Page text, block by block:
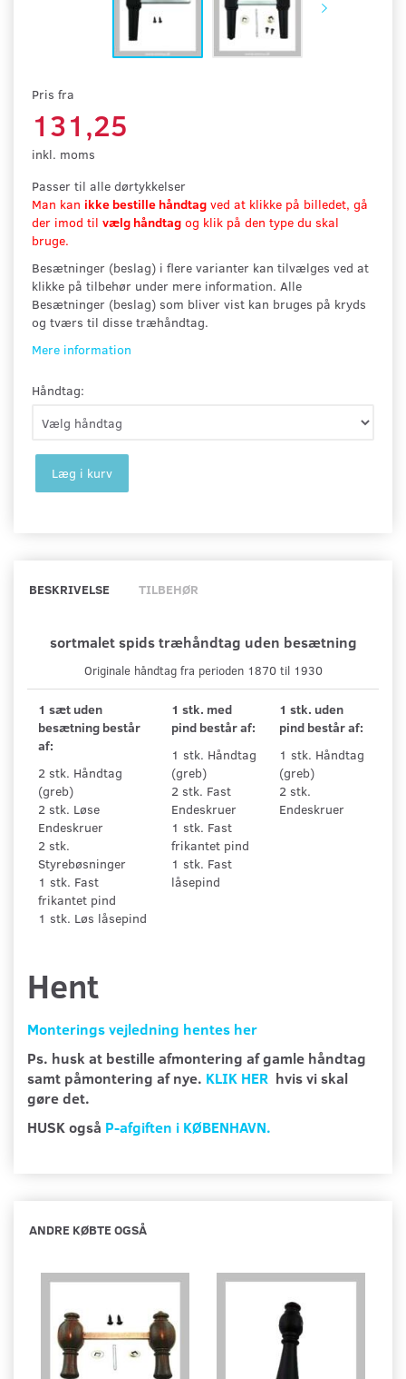
Pris fra
131,25
inkl. moms
Passer til alle dørtykkelser
Man kan ikke bestille håndtag ved at klikke på billedet, gå
der imod til vælg håndtag og klik på den type du skal
bruge.
Besætninger (beslag) i flere varianter kan tilvælges ved at
klikke på tilbehør under mere information. Alle
Besætninger (beslag) som bliver vist kan bruges på kryds
og tværs til disse træhåndtag.
Mere information
Håndtag:
Læg i kurv
BESKRIVELSE TILBEHØR
sortmalet spids træhåndtag uden besætning
Originale håndtag fra perioden 1870 til 1930
1 sæt uden
besætning består
af:
2 stk. Håndtag
(greb)
2 stk. Løse
Endeskruer
2 stk.
Styrebøsninger
1 stk. Fast
frikantet pind
1 stk. Løs låsepind
1 stk. med
pind består af:
1 stk. Håndtag
(greb)
2 stk. Fast
Endeskruer
1 stk. Fast
frikantet pind
1 stk. Fast
låsepind
1 stk. uden
pind består af:
1 stk. Håndtag
(greb)
2 stk.
Endeskruer
Hent
Monterings vejledning hentes her
Ps. husk at bestille afmontering af gamle håndtag
samt påmontering af nye. KLIK HER hvis vi skal
gøre det.
HUSK også P-afgiften i KØBENHAVN.
ANDRE KØBTE OGSÅ